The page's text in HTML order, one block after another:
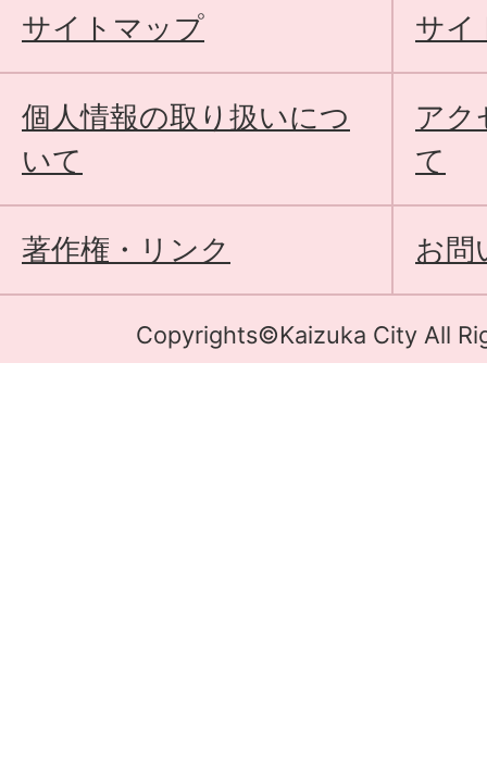
サイトマップ サイ
個人情報の取り扱いにつ
いて
アク
て
著作権・リンク お問
Copyrights©Kaizuka City All